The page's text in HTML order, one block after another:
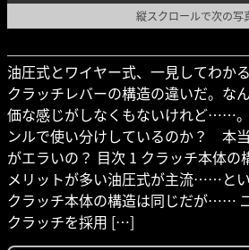
縦スクロールで次の写
油圧式とワイヤー式、一見してわか
クラッチレバーの構造の違いだ。な
価な感じがしなくもないけれど……
ンルで使い分けしているのか？ 本
がエラいの？ 目次 1 クラッチ本体
メリットが多い油圧式が主流……と
クラッチ本体の構造は同じだが……
クラッチを採用 […]